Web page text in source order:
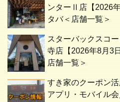
ンターⅡ店【2026
タバ＜店舗一覧＞
スターバックスコ
寺店【2026年8月3
店舗一覧＞
すき家のクーポン
アプリ・モバイル